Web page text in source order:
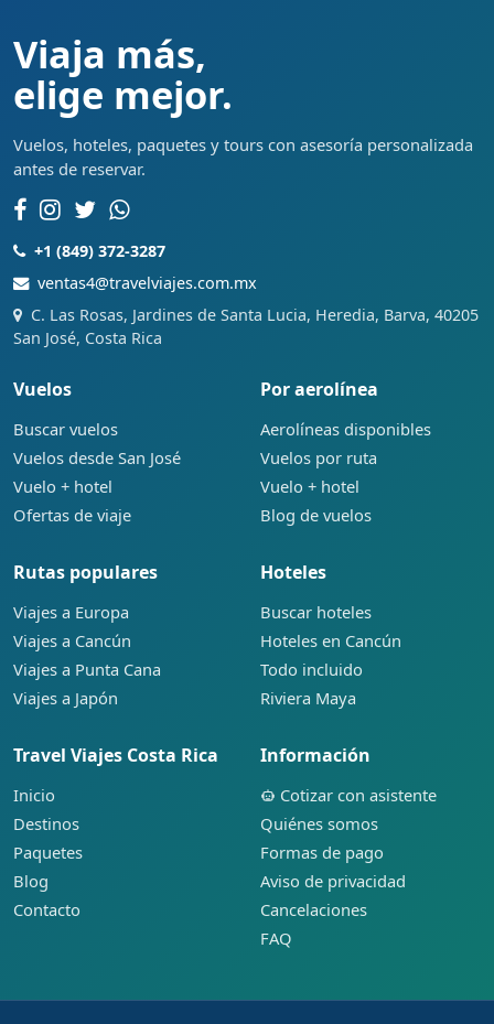
Viaja más,
elige mejor.
Vuelos, hoteles, paquetes y tours con asesoría personalizada
antes de reservar.
+1 (849) 372-3287
ventas4@travelviajes.com.mx
C. Las Rosas, Jardines de Santa Lucia, Heredia, Barva, 40205
San José, Costa Rica
Vuelos
Buscar vuelos
Vuelos desde San José
Vuelo + hotel
Ofertas de viaje
Por aerolínea
Aerolíneas disponibles
Vuelos por ruta
Vuelo + hotel
Blog de vuelos
Rutas populares
Viajes a Europa
Viajes a Cancún
Viajes a Punta Cana
Viajes a Japón
Hoteles
Buscar hoteles
Hoteles en Cancún
Todo incluido
Riviera Maya
Travel Viajes Costa Rica
Inicio
Destinos
Paquetes
Blog
Contacto
Información
Cotizar con asistente
Quiénes somos
Formas de pago
Aviso de privacidad
Cancelaciones
FAQ